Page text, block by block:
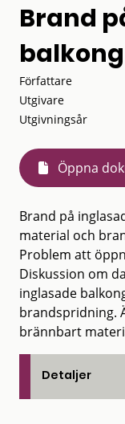
Brand
Författare
Utgivare
Utgivningsår
Öppna
Brand på
material och
Problem att
Diskussion om
inglasade
brandspridning.
brännbart
Detaljer